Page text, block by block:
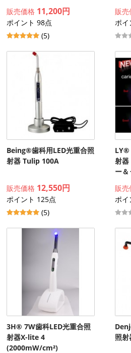
販売価格 11,200円
ポイント 98点
(5)
販売
ポイ
Being®歯科用LED光重合照
射器 Tulip 100A
販売価格 12,550円
ポイント 125点
(5)
LY®
射器
ー＆
販売
ポ
3H® 7W歯科LED光重合照
射器X-lite 4
(2000mW/cm²)
照